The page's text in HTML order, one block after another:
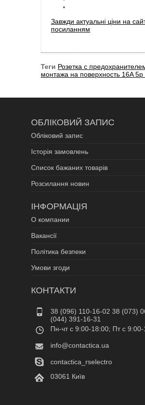
Завжди актуальні ціни на
посиланням
Теги Розетка с
монтажа на поверхность 16A
ОБЛІКОВИЙ ЗАПИС
Обліковий запис
Історія замовлень
Список бажаних товарів
Розсилання новин
ІНФОРМАЦІЯ
О компании
Вакансії
Політика безпеки
Умови згоди
КОНТАКТИ
38 (096) 110-16-02 38 (073)
(044) 391-16-31
Пн-чт c 9:00-18:00; Пт c
info@contactica.ua
contactica_rselectro
03061 Київ